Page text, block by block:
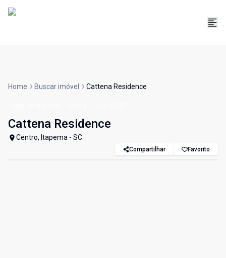
Home Buscar imóvel Cattena Residence
Cattena Residence
Centro, Itapema - SC
Compartilhar Favorito